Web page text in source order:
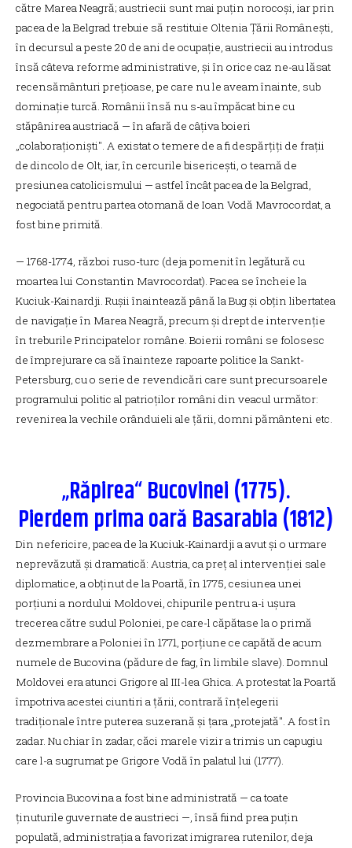
către Marea Neagră; austriecii sunt mai puțin norocoși, iar prin
pacea de la Belgrad trebuie să restituie Oltenia Țării Românești,
în decursul a peste 20 de ani de ocupație, austriecii au introdus
însă câteva reforme administrative, și în orice caz ne-au lăsat
recensământuri prețioase, pe care nu le aveam înainte, sub
dominație turcă. Românii însă nu s-au împăcat bine cu
stăpânirea austriacă — în afară de câțiva boieri
„colaboraționiști". A existat o temere de a fi despărțiți de frații
de dincolo de Olt, iar, în cercurile bisericești, o teamă de
presiunea catolicismului — astfel încât pacea de la Belgrad,
negociată pentru partea otomană de Ioan Vodă Mavrocordat, a
fost bine primită.
— 1768-1774, război ruso-turc (deja pomenit în legătură cu
moartea lui Constantin Mavrocordat). Pacea se încheie la
Kuciuk-Kainardji. Rușii înaintează până la Bug și obțin libertatea
de navigație în Marea Neagră, precum și drept de intervenție
în treburile Principatelor române. Boierii români se folosesc
de împrejurare ca să înainteze rapoarte politice la Sankt-
Petersburg, cu o serie de revendicări care sunt precursoarele
programului politic al patrioților români din veacul următor:
revenirea la vechile orânduieli ale țării, domni pământeni etc.
„Răpirea“ Bucovinei (1775).
Pierdem prima oară Basarabia (1812)
Din nefericire, pacea de la Kuciuk-Kainardji a avut și o urmare
neprevăzută și dramatică: Austria, ca preț al intervenției sale
diplomatice, a obținut de la Poartă, în 1775, cesiunea unei
porțiuni a nordului Moldovei, chipurile pentru a-i ușura
trecerea către sudul Poloniei, pe care-l căpătase la o primă
dezmembrare a Poloniei în 1771, porțiune ce capătă de acum
numele de Bucovina (pădure de fag, în limbile slave). Domnul
Moldovei era atunci Grigore al III-lea Ghica. A protestat la Poartă
împotriva acestei ciuntiri a țării, contrară înțelegerii
tradiționale între puterea suzerană și țara „protejată". A fost în
zadar. Nu chiar în zadar, căci marele vizir a trimis un capugiu
care l-a sugrumat pe Grigore Vodă în palatul lui (1777).
Provincia Bucovina a fost bine administrată — ca toate
ținuturile guvernate de austrieci —, însă fiind prea puțin
populată, administrația a favorizat imigrarea rutenilor, deja